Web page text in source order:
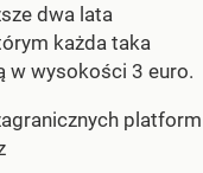
dwa lata
każda taka
w wysokości 3 euro.
platform